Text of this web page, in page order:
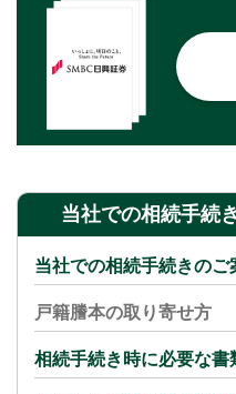
当社での相続手続
当社での相続手続きのご
戸籍謄本の取り寄せ方
相続手続き時に必要な書